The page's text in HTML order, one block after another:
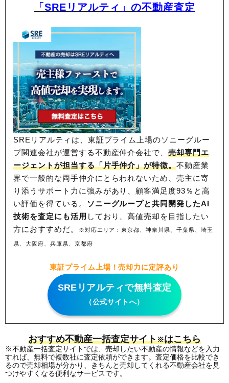
「SREリアルティ」の不動産査定
SREリアルティは、東証プライム上場のソニーグルー
プ関連会社が運営する不動産仲介会社で、売却専門エ
ージェントが担当する「片手仲介」が特徴。不動産業
界で一般的な両手仲介にとらわれないため、売主に寄
り添うサポート力に強みがあり、顧客満足度93％と高
い評価を得ている。 ソニーグループと共同開発したAI
技術を査定にも活用 しており、高値売却を目指したい
方におすすめだ。
※対応エリア：東京都、神奈川県、千葉県、埼玉
県、大阪府、兵庫県、京都府
東証プライム上場！売却力に定評あり
SREリアルティで無料査定
（公式サイトへ）
おすすめ不動産一括査定サイト※はこちら
※不動産一括査定サイトでは、売却したい不動産の情報などを入力
すれば、無料で複数社に査定依頼ができます。査定価格を比較でき
るので売却相場が分かり、きちんと売却してくれる不動産会社を見
つけやすくなる便利なサービスです。